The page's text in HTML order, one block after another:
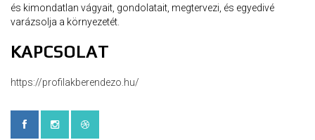
és kimondatlan vágyait, gondolatait, megtervezi, és egyedivé
varázsolja a környezetét.
KAPCSOLAT
https://profilakberendezo.hu/